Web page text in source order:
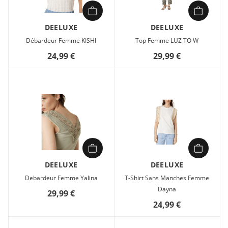
DEELUXE
Débardeur Femme KISHI
24,99 €
DEELUXE
Top Femme LUZ TO W
29,99 €
DEELUXE
Debardeur Femme Yalina
29,99 €
DEELUXE
T-Shirt Sans Manches Femme
Dayna
24,99 €